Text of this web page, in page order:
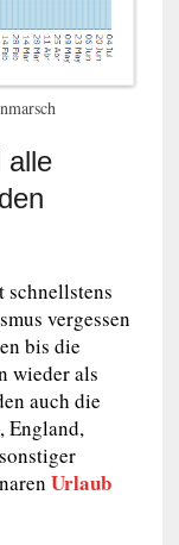
alle
schnellstens
vergessen
bis die
wieder als
auch die
England,
Urlaub